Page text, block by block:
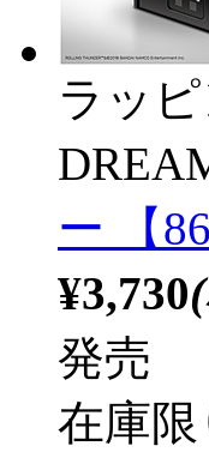
ラッ
ー 【
¥3,730
発売
在庫限